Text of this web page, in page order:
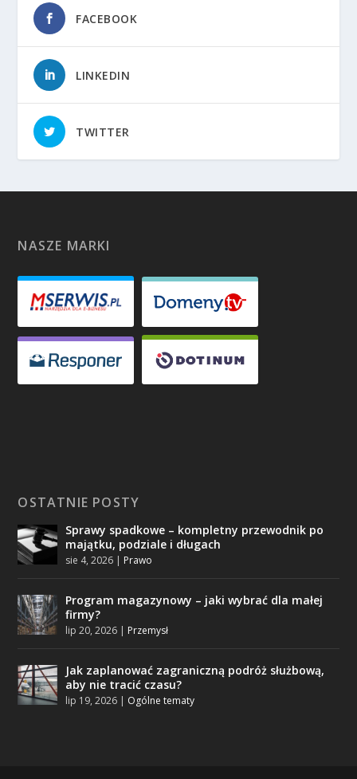
FACEBOOK
LINKEDIN
TWITTER
NASZE MARKI
OSTATNIE POSTY
Sprawy spadkowe – kompletny przewodnik po
majątku, podziale i długach
sie 4, 2026 | Prawo
Program magazynowy – jaki wybrać dla małej
firmy?
lip 20, 2026 | Przemysł
Jak zaplanować zagraniczną podróż służbową,
aby nie tracić czasu?
lip 19, 2026 | Ogólne tematy